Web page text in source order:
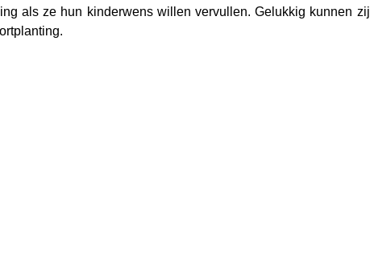
als ze hun kinderwens willen vervullen. Gelukkig kunnen zij